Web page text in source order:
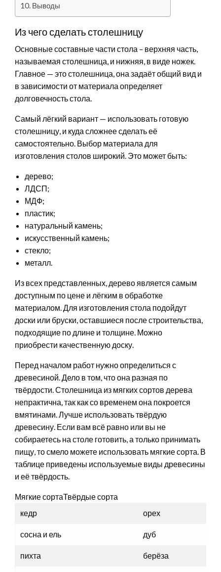
Выводы
Из чего сделать столешницу
Основные составные части стола – верхняя часть,
называемая столешница, и нижняя, в виде ножек.
Главное — это столешница, она задаёт общий вид и
в зависимости от материала определяет
долговечность стола.
Самый лёгкий вариант — использовать готовую
столешницу, и куда сложнее сделать её
самостоятельно. Выбор материала для
изготовления столов широкий. Это может быть:
дерево;
ЛДСП;
МДФ;
пластик;
натуральный камень;
искусственный камень;
стекло;
металл.
Из всех представленных, дерево является самым
доступным по цене и лёгким в обработке
материалом. Для изготовления стола подойдут
доски или бруски, оставшиеся после строительства,
подходящие по длине и толщине. Можно
приобрести качественную доску.
Перед началом работ нужно определиться с
древесиной. Дело в том, что она разная по
твёрдости. Столешница из мягких сортов дерева
непрактична, так как со временем она покроется
вмятинами. Лучше использовать твёрдую
древесину. Если вам всё равно или вы не
собираетесь на столе готовить, а только принимать
пищу, то смело можете использовать мягкие сорта. В
таблице приведены используемые виды древесины
и её твёрдость.
Мягкие сортаТвёрдые сорта
кедр
орех
сосна и ель дуб
пихта берёза